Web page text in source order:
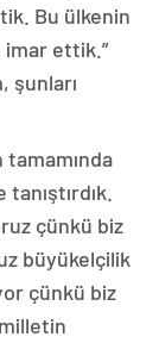
Bu ülkenin
ettik.”
şunları
tamamında
çünkü biz
büyükelçilik
çünkü biz